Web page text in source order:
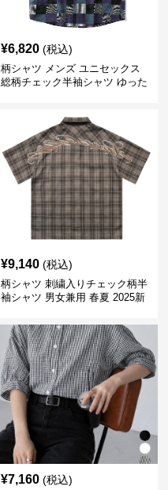
¥6,820 (税込)
柄シャツ メンズ ユニセックス
総柄チェック半袖シャツ ゆった
¥9,140 (税込)
柄シャツ 刺繍入りチェック柄半
袖シャツ 男女兼用 春夏 2025新
¥7,160 (税込)